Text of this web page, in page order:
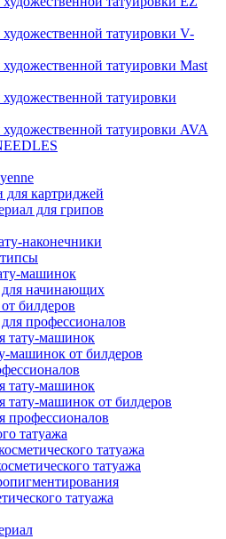
татуировки V-
татуировки Mast
татуировки
татуировки AVA
для картриджей
для грипов
наконечники
машинок
начинающих
билдеров
профессионалов
тату-машинок
машинок от билдеров
тату-машинок
тату-машинок от билдеров
профессионалов
татуажа
татуажа
татуажа
татуажа